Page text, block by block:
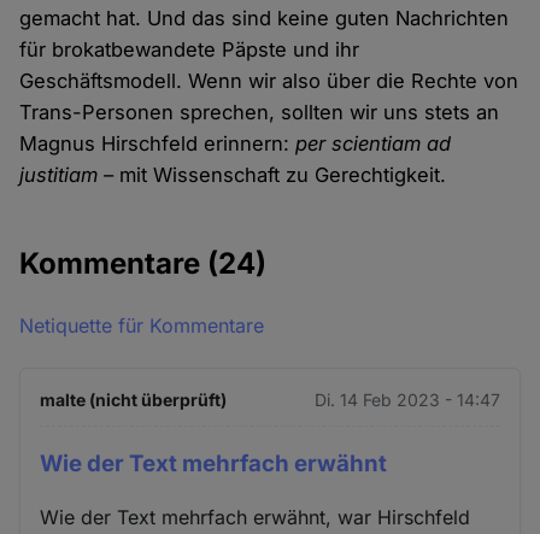
gemacht hat. Und das sind keine guten Nachrichten
für brokatbewandete Päpste und ihr
Geschäftsmodell. Wenn wir also über die Rechte von
Trans-Personen sprechen, sollten wir uns stets an
Magnus Hirschfeld erinnern:per scientiam ad
justitiam – mit Wissenschaft zu Gerechtigkeit.
Kommentare (24)
Netiquette für Kommentare
malte (nicht überprüft) Di. 14 Feb 2023 - 14:47
Wie der Text mehrfach erwähnt
Wie der Text mehrfach erwähnt, war Hirschfeld